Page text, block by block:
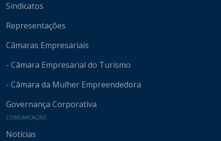
Sindicatos
Representações
Câmaras Empresariais
- Câmara Empresarial do Turismo
- Câmara da Mulher Empreendedora
Governança Corporativa
COMUNICAÇÃO
Notícias